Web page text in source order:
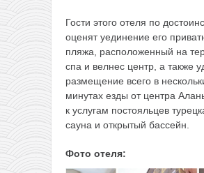
Гости этого отеля по
оценят уединение его
пляжа, расположенный на
спа и велнес центр, а также
размещение всего в
минутах езды от центра
к услугам постояльцев
сауна и открытый бассейн.
Фото отеля: